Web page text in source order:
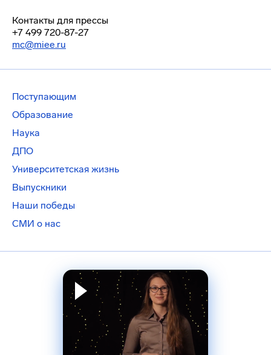
Контакты для прессы
+7 499 720-87-27
mc@miee.ru
Поступающим
Образование
Наука
ДПО
Университетская жизнь
Выпускники
Наши победы
СМИ о нас